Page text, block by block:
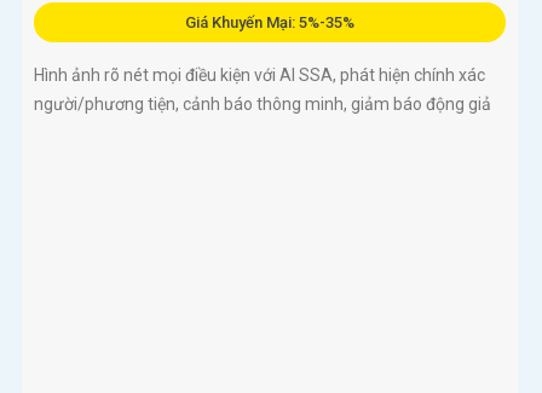
Giá Khuyến Mại: 5%-35%
Hình ảnh rõ nét mọi điều kiện với AI SSA, phát hiện chính xác
người/phương tiện, cảnh báo thông minh, giảm báo động giả